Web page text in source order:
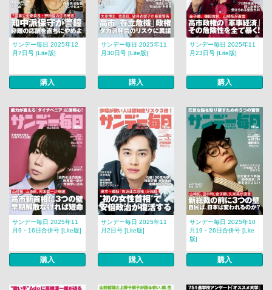
サンデー毎日 2025年12
月7日号 [Lite版]
購入
サンデー毎日 2025年11
月30日号 [Lite版]
購入
サンデー毎日 2025年11
月23日号 [Lite版]
購入
サンデー毎日 2025年11
月9・16日合併号 [Lite版]
購入
サンデー毎日 2025年11
月2日号 [Lite版]
購入
サンデー毎日 2025年10
月19・26日合併号 [Lite
版]
購入